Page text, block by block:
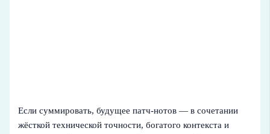
Если суммировать, будущее патч-нотов — в сочетании
жёсткой технической точности, богатого контекста и